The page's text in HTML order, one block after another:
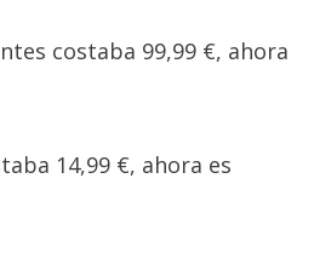
costaba 99,99 €, ahora
14,99 €, ahora es